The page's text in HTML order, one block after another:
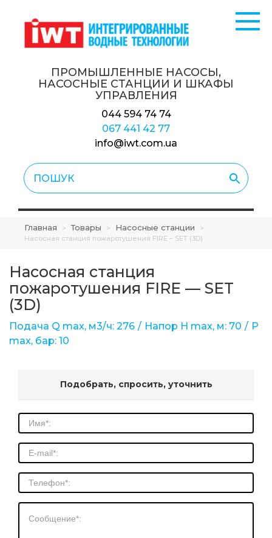
ПРОМЫШЛЕННЫЕ НАСОСЫ,
НАСОСНЫЕ СТАНЦИИ И ШКАФЫ
УПРАВЛЕНИЯ
044 594 74 74
067 441 42 77
info@iwt.com.ua
Главная > Товары > Насосные станции
>
Насосная станция пожаротушения FIRE – SET (3D)
Насосная станция
пожаротушения FIRE — SET
(3D)
Подача Q max, м3/ч: 276 Напор Н max, м: 70
Р
max, бар: 10
Подобрать, спросить, уточнить